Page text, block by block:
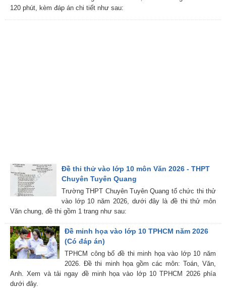
120 phút, kèm đáp án chi tiết như sau:
Đề thi thử vào lớp 10 môn Văn 2026 - THPT
Chuyên Tuyên Quang
Trường THPT Chuyên Tuyên Quang tổ chức thi thử
vào lớp 10 năm 2026, dưới đây là đề thi thử môn
Văn chung, đề thi gồm 1 trang như sau:
Đề minh họa vào lớp 10 TPHCM năm 2026
(Có đáp án)
TPHCM công bố đề thi minh họa vào lớp 10 năm
2026. Đề thi minh họa gồm các môn: Toán, Văn,
Anh. Xem và tải ngay đề minh họa vào lớp 10 TPHCM 2026 phía
dưới đây.